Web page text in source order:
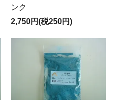
ンク
2,750円(税250円)